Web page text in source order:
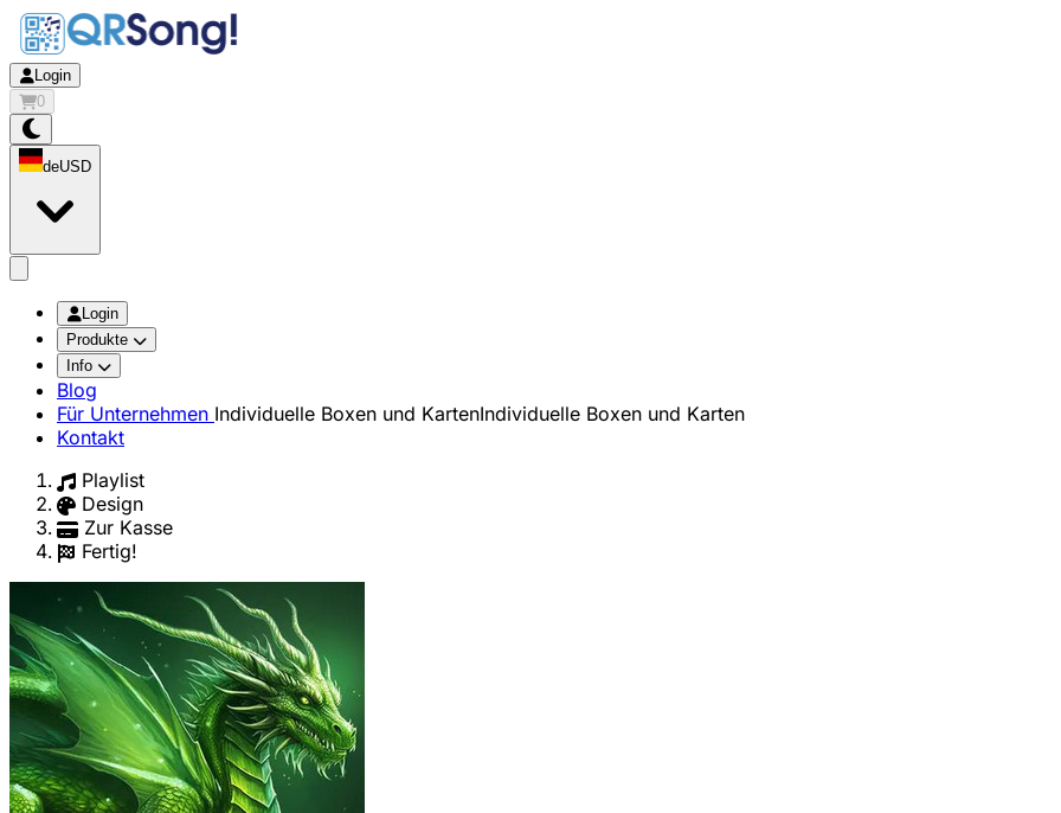
Login
0
deUSD
Login
Produkte
Info
Blog
Für Unternehmen Individuelle Boxen und KartenIndividuelle Boxen und Karten
Kontakt
Playlist
Design
Zur Kasse
Fertig!